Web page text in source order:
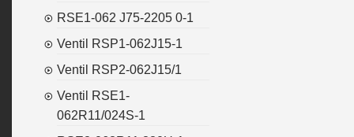
RSE1-062 J75-2205 0-1
Ventil RSP1-062J15-1
Ventil RSP2-062J15/1
Ventil RSE1-
062R11/024S-1